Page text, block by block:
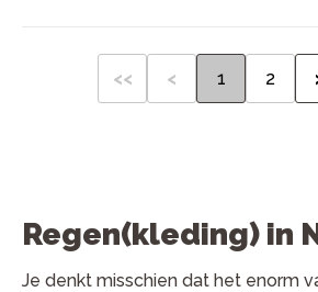
<< < 1 2
Regen(kleding) in
Je denkt misschien dat het enorm